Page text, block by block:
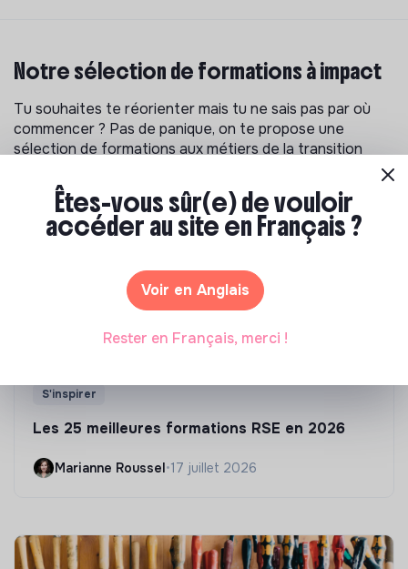
Notre sélection de formations à impact
Tu souhaites te réorienter mais tu ne sais pas par où
commencer ? Pas de panique, on te propose une
sélection de formations aux métiers de la transition
S'inspirer
Les 25 meilleures formations RSE en 2026
Marianne Roussel•17 juillet 2026
Êtes-vous sûr(e) de vouloir
accéder au site en Français ?
Voir en Anglais
Rester en Français, merci !